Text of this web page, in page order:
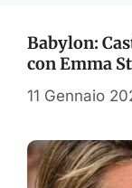
Babylon:
con Emma
11 Gennaio